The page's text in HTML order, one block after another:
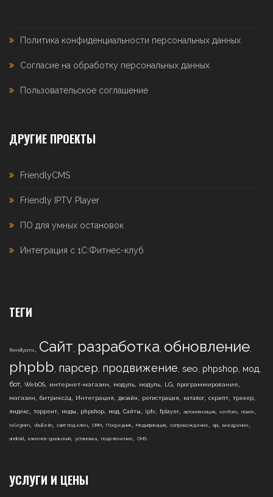
Политика конфиденциальности персональных данных
Согласие на обработку персональных данных
Пользовательское соглашение
ДРУГИЕ ПРОЕКТЫ
FriendlyCMS
Friendly IPTV Player
ПО для умных остановок
Интеграция с 1С:Фитнес-клуб
ТЕГИ
friendlycms , Сайт, разработка, обновление,
phpbb, парсер, продвижение, seo, phpshop, мод,
бот, WebOS, интернет-магазин, модуль, модуль, LG, программирование,
магазин, битрикс24, Интеграция, дизайн , регистрация , каталог, скрипт, трекер,
яндекс, торрент, моды , phpshop, мод, Сайты , iptv, fplayer, автоматизация, xenforo, поиск,
telegram, vbulletin, сайт под ключ, CRM, Посредник, Модификация, сопровождение , api, внедрение ,
android, каменск-уральский, установка, подключение , CMS
УСЛУГИ И ЦЕНЫ